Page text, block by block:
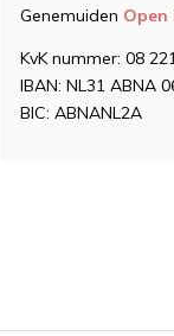
Genemuiden Open
KvK nummer: 08
IBAN: NL31 ABNA
BIC: ABNANL2A